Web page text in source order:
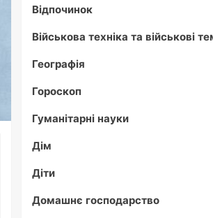
Відпочинок
Військова техніка та військові
Географія
Гороскоп
Гуманітарні науки
Дім
Діти
Домашнє господарство